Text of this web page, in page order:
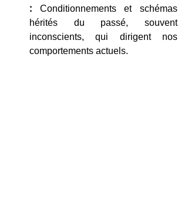
: Conditionnements et schémas
hérités du passé, souvent
inconscients, qui dirigent nos
comportements actuels.